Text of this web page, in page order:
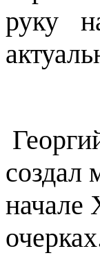
руку
создал
начале